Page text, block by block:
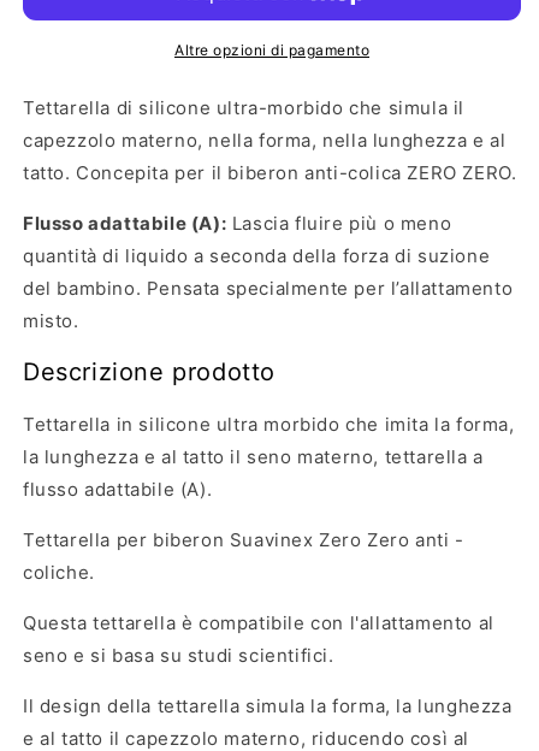
0+mesi
0+mesi
–Altre opzioni di pagamento
Tettarella di silicone ultra-morbido che simula il
capezzolo materno, nella forma, nella lunghezza e al
tatto. Concepita per il biberon anti-colica ZERO ZERO.
Flusso adattabile (A): Lascia fluire più o meno
quantità di liquido a seconda della forza di suzione
del bambino. Pensata specialmente per l’allattamento
misto.
Descrizione prodotto
Tettarella in silicone ultra morbido che imita la forma,
la lunghezza e al tatto il seno materno, tettarella a
flusso adattabile (A).
Tettarella per biberon Suavinex Zero Zero anti -
coliche.
Questa tettarella è compatibile con l'allattamento al
seno e si basa su studi scientifici.
Il design della tettarella simula la forma, la lunghezza
e al tatto il capezzolo materno, riducendo così al